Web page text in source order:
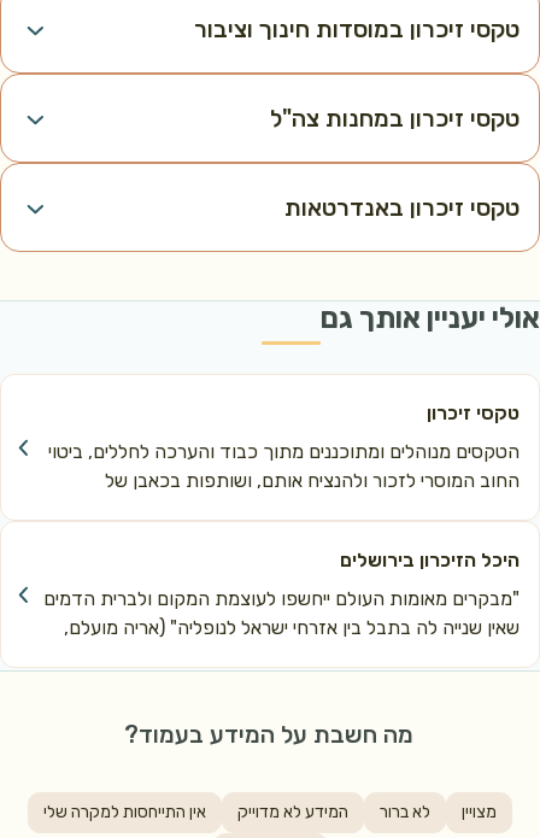
טקסי זיכרון במוסדות חינוך וציבור
טקסי זיכרון במחנות צה"ל
טקסי זיכרון באנדרטאות
טקס הדלקת נר הזיכרון בכותל מערבי
לפתיחת יום הזיכרון לחללי מערכות ישראל. הטקס נערך בערב יום הזיכרון בשעה 20:00 במעמד נשיא המדינה והרמטכ"ל, במהלכו
טקס האזכרה המרכזי לחללי מערכות ישראל
הטקס נערך ביום הזיכרון, בהיכל הזיכרון הממלכתי, בהר הרצל, בשעה 11:00.
טקסי אזכרה ממלכתיים בבתי עלמין צבאיים
נערכים ביום הזיכרון בשעה 11:00, בבתי העלמין במקומות הבאים:
אופקים
אילת
אשקלון
בית שאן
אולי יעניין אותך גם
טקסי זיכרון
היכל הזיכרון בירושלים
מה חשבת על המידע בעמוד?
מצויין לא ברור המידע לא מדוייק אין התייחסות למקרה שלי